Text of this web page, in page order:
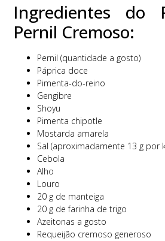
Ingredientes do
Pernil Cremoso:
Pernil (quantidade a gosto)
Páprica doce
Pimenta-do-reino
Gengibre
Shoyu
Pimenta chipotle
Mostarda amarela
Sal (aproximadamente 13 g por
Cebola
Alho
Louro
20 g de manteiga
20 g de farinha de trigo
Azeitonas a gosto
Requeijão cremoso generoso